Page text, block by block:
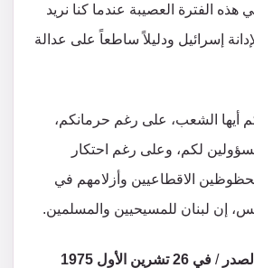
هذه الفترة العصيبة عندما كنا نريد
إسرائيل ودليلاً ساطعاً على عدالة
أيها الشعب، على رغم حرمانكم،
لكم، وعلى رغم احتكار
الاقطاعيين وأزلامهم في
إن لبنان للمسيحيين والمسلمين.
/ في 26 تشرين الأول 1975